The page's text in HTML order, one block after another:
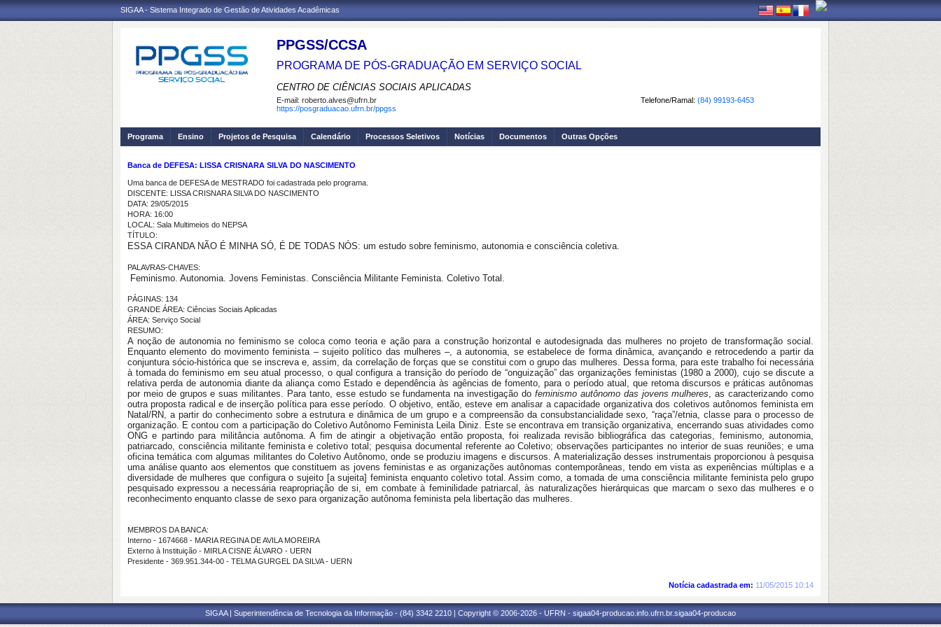
SIGAA - Sistema Integrado de Gestão de Atividades Acadêmicas
PPGSS/CCSA
PROGRAMA DE PÓS-GRADUAÇÃO EM SERVIÇO SOCIAL
CENTRO DE CIÊNCIAS SOCIAIS APLICADAS
Telefone/Ramal: (84) 99193-6453
E-mail: roberto.alves@ufrn.br
https://posgraduacao.ufrn.br/ppgss
Programa Ensino Projetos de Pesquisa Calendário Processos Seletivos Notícias Documentos Outras Opções
Banca de DEFESA: LISSA CRISNARA SILVA DO NASCIMENTO
Uma banca de DEFESA de MESTRADO foi cadastrada pelo programa.
DISCENTE: LISSA CRISNARA SILVA DO NASCIMENTO
DATA: 29/05/2015
HORA: 16:00
LOCAL: Sala Multimeios do NEPSA
TÍTULO:
ESSA CIRANDA NÃO É MINHA SÓ, É DE TODAS NÓS: um estudo sobre feminismo, autonomia e consciência coletiva.
PALAVRAS-CHAVES:
Feminismo. Autonomia. Jovens Feministas. Consciência Militante Feminista. Coletivo Total.
PÁGINAS: 134
GRANDE ÁREA: Ciências Sociais Aplicadas
ÁREA: Serviço Social
RESUMO:
A noção de autonomia no feminismo se coloca como teoria e ação para a construção horizontal e autodesignada das mulheres no projeto de transformação social.
Enquanto elemento do movimento feminista – sujeito político das mulheres –, a autonomia, se estabelece de forma dinâmica, avançando e retrocedendo a partir da
conjuntura sócio-histórica que se inscreva e, assim, da correlação de forças que se constitui com o grupo das mulheres. Dessa forma, para este trabalho foi necessária
à tomada do feminismo em seu atual processo, o qual configura a transição do período de “onguização” das organizações feministas (1980 a 2000), cujo se discute a
relativa perda de autonomia diante da aliança como Estado e dependência às agências de fomento, para o período atual, que retoma discursos e práticas autônomas
por meio de grupos e suas militantes. Para tanto, esse estudo se fundamenta na investigação do feminismo autônomo das jovens mulheres, as caracterizando como
outra proposta radical e de inserção política para esse período. O objetivo, então, esteve em analisar a capacidade organizativa dos coletivos autônomos feminista em
Natal/RN, a partir do conhecimento sobre a estrutura e dinâmica de um grupo e a compreensão da consubstancialidade sexo, “raça”/etnia, classe para o processo de
organização. E contou com a participação do Coletivo Autônomo Feminista Leila Diniz. Este se encontrava em transição organizativa, encerrando suas atividades como
ONG e partindo para militância autônoma. A fim de atingir a objetivação então proposta, foi realizada revisão bibliográfica das categorias, feminismo, autonomia,
patriarcado, consciência militante feminista e coletivo total; pesquisa documental referente ao Coletivo; observações participantes no interior de suas reuniões; e uma
oficina temática com algumas militantes do Coletivo Autônomo, onde se produziu imagens e discursos. A materialização desses instrumentais proporcionou à pesquisa
uma análise quanto aos elementos que constituem as jovens feministas e as organizações autônomas contemporâneas, tendo em vista as experiências múltiplas e a
diversidade de mulheres que configura o sujeito [a sujeita] feminista enquanto coletivo total. Assim como, a tomada de uma consciência militante feminista pelo grupo
pesquisado expressou a necessária reapropriação de si, em combate à feminilidade patriarcal, às naturalizações hierárquicas que marcam o sexo das mulheres e o
reconhecimento enquanto classe de sexo para organização autônoma feminista pela libertação das mulheres.
MEMBROS DA BANCA:
Interno - 1674668 - MARIA REGINA DE AVILA MOREIRA
Externo à Instituição - MIRLA CISNE ÁLVARO - UERN
Presidente - 369.951.344-00 - TELMA GURGEL DA SILVA - UERN
Notícia cadastrada em: 11/05/2015 10:14
SIGAA | Superintendência de Tecnologia da Informação - (84) 3342 2210 | Copyright © 2006-2026 - UFRN - sigaa04-producao.info.ufrn.br.sigaa04-producao